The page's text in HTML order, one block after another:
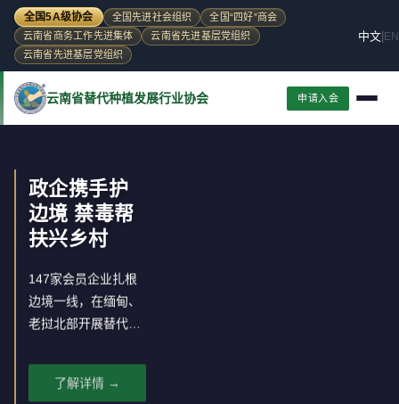
全国5A级协会 全国先进社会组织
全国“四好”商会
云南省商务工作先进集体
云南省先进基层党组织
云南省先进基层党组织
中文|EN
云南省替代种植发展行业协会 申请入会
政企携手护
边境 禁毒帮
扶兴乡村
147家会员企业扎根
边境一线，在缅甸、
老挝北部开展替代种
经济转型。
了解详情 →